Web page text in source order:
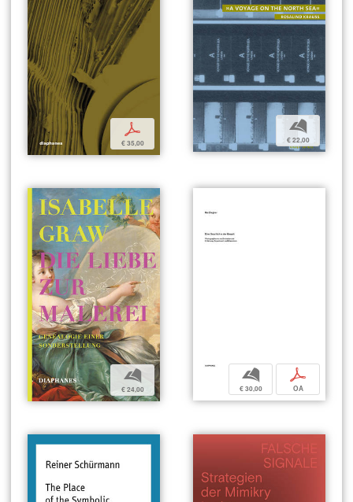
p
€ 35,00
b
€ 22,00
b
€ 24,00
b
€ 30,00
p
OA